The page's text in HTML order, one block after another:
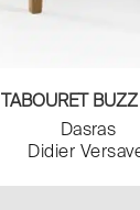
TABOURET
Dasras
Didier